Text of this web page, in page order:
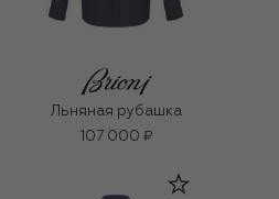
Льняная рубашка
107 000 ₽